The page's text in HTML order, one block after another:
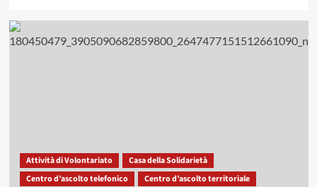
Attività di Volontariato
Casa della Solidarietà
Centro d’ascolto telefonico
Centro d’ascolto territoriale